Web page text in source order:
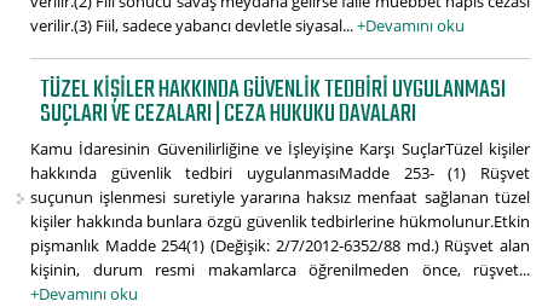
verilir.(3) Fiil, sadece yabancı devletle siyasal...+Devamını oku
TÜZEL KIŞILER HAKKINDA GÜVENLIK TEDBIRI UYGULANMASI
SUÇLARI VE CEZALARI | CEZA HUKUKU DAVALARI
Kamu İdaresinin Güvenilirliğine ve İşleyişine Karşı SuçlarTüzel kişiler
hakkında güvenlik tedbiri uygulanmasıMadde 253- (1) Rüşvet
suçunun işlenmesi suretiyle yararına haksız menfaat sağlanan tüzel
kişiler hakkında bunlara özgü güvenlik tedbirlerine hükmolunur.Etkin
pişmanlık Madde 254(1) (Değişik: 2/7/2012-6352/88 md.) Rüşvet alan
kişinin, durum resmi makamlarca öğrenilmeden önce, rüşvet...
+Devamını oku